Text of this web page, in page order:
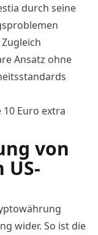
durch seine
Ansatz ohne
10 Euro extra
von
wider. So ist die